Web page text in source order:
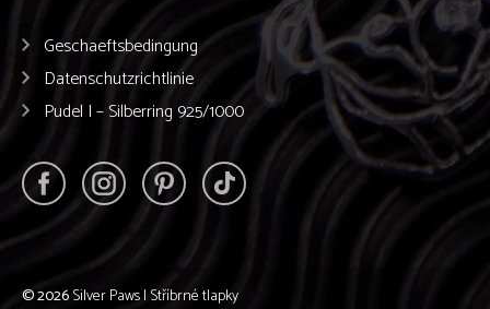
Geschaeftsbedingung
Datenschutzrichtlinie
Pudel I – Silberring 925/1000
© 2026Silver Paws | Stříbrné tlapky